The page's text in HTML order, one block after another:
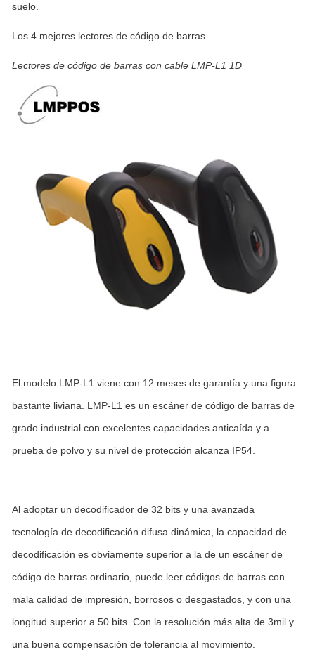
suelo.
Los 4 mejores lectores de código de barras
Lectores de código de barras con cable LMP-L1 1D
El modelo LMP-L1 viene con 12 meses de garantía y una figura
bastante liviana. LMP-L1 es un escáner de código de barras de
grado industrial con excelentes capacidades anticaída y a
prueba de polvo y su nivel de protección alcanza IP54.
Al adoptar un decodificador de 32 bits y una avanzada
tecnología de decodificación difusa dinámica, la capacidad de
decodificación es obviamente superior a la de un escáner de
código de barras ordinario, puede leer códigos de barras con
mala calidad de impresión, borrosos o desgastados, y con una
longitud superior a 50 bits. Con la resolución más alta de 3mil y
una buena compensación de tolerancia al movimiento.